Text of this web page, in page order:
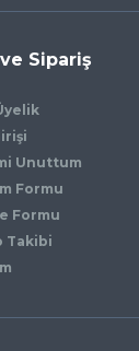
Sipariş
Unuttum
Formu
Formu
Takibi